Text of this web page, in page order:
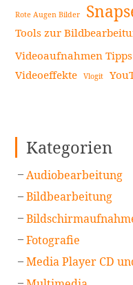
Rote Augen Bilder
Tools zur
Videoaufnahmen Tipps
Videoeffekte Vlogit
Kategorien
Audiobearbeitung
Bildbearbeitung
Fotografie
Media Player CD